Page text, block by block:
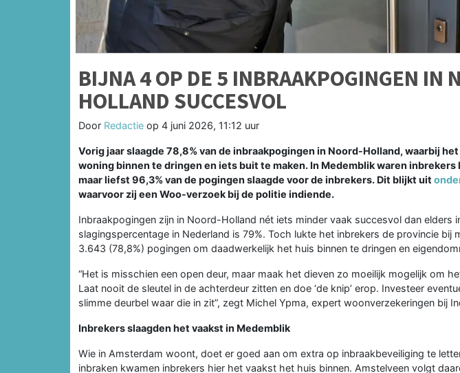
BIJNA 4 OP DE 5 INBRAAKPOGINGEN IN
HOLLAND SUCCESVOL
Door Redactie op 4 juni 2026, 11:12 uur
Vorig jaar slaagde 78,8% van de inbraakpogingen in Noord-Holland, waarbij
woning binnen te dringen en iets buit te maken. In Medemblik waren
maar liefst 96,3% van de pogingen slaagde voor de inbrekers. Dit blijkt uit
waarvoor zij een Woo-verzoek bij de politie indiende.
Inbraakpogingen zijn in Noord-Holland nét iets minder vaak succesvol dan elders
slagingspercentage in Nederland is 79%. Toch lukte het inbrekers de provincie bij
3.643 (78,8%) pogingen om daadwerkelijk het huis binnen te dringen en
“Het is misschien een open deur, maar maak het dieven zo moeilijk mogelijk om
Laat nooit de sleutel in de achterdeur zitten en doe ‘de knip’ erop. Investeer
slimme deurbel waar die in zit”, zegt Michel Ypma, expert woonverzekeringen bij
Inbrekers slaagden het vaakst in Medemblik
Wie in Amsterdam woont, doet er goed aan om extra op inbraakbeveiliging te
inbraken kwamen inbrekers hier het vaakst het huis binnen. Amstelveen volgt